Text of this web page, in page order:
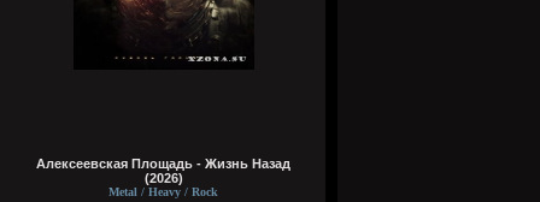
Алексеевская Площадь - Жизнь Назад
(2026)
Metal / Heavy / Rock